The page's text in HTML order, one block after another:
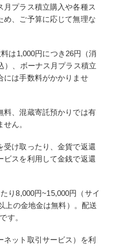
月プラス積立購入や各種ス
め、ご予算に応じて無理な
は1,000円につき26円（消
）、ボーナス月プラス積立
には手数料がかかりませ
料、混蔵寄託預かりでは有
ん。
受け取ったり、金貨で返還
ビスを利用して金銭で返還
り8,000円~15,000円（サイ
上の金地金は無料）。配送
す。
ット取引サービス）を利